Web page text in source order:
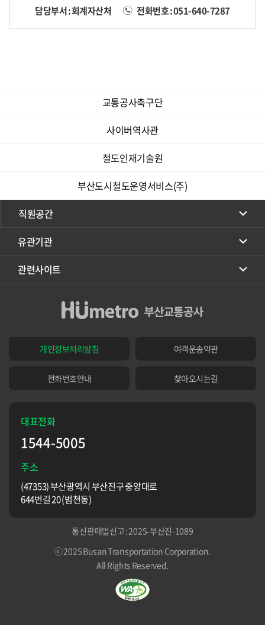
담당부서 : 회계자산처 전화번호 : 051-640-7287
교통공사축구단
사이버역사관
철도인재기술원
부산도시철도운영서비스(주)
직원공간
유관기관
관련사이트
개인정보처리방침 여객운송약관
전화번호안내 찾아오시는길
대표전화
1544-5005
주소
(47353) 부산광역시 부산진구 중앙대로
644번길 20 (범천동)
통신판매업신고 : 2025-부산진-1089
ⓒ 2025 Busan Transportation Corporation.
All Rights Reserved.